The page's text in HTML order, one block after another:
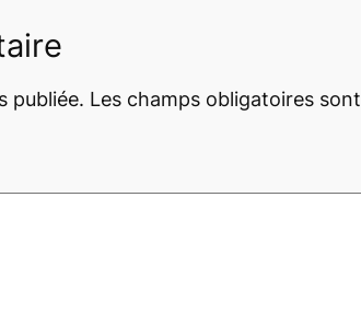
publiée. Les champs obligatoires sont